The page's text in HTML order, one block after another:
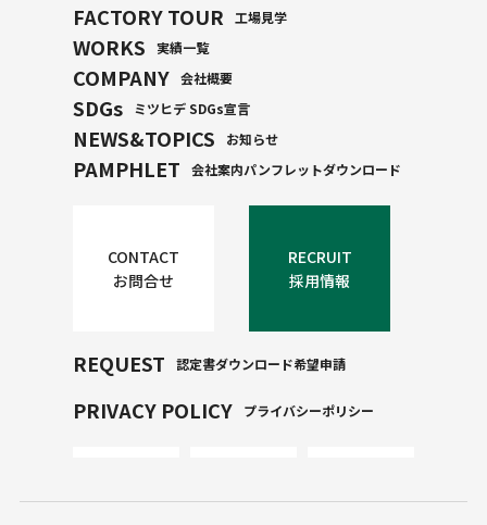
FACTORY TOUR 工場見学
WORKS 実績一覧
COMPANY 会社概要
SDGs ミツヒデ SDGs宣言
NEWS&TOPICS お知らせ
PAMPHLET 会社案内パンフレットダウンロード
CONTACT
お問合せ
RECRUIT
採用情報
REQUEST 認定書ダウンロード希望申請
PRIVACY POLICY プライバシーポリシー